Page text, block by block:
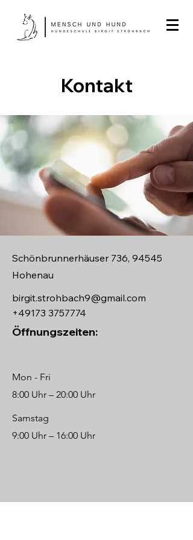
Kontakt
Schönbrunnerhäuser 736, 94545
Hohenau
birgit.strohbach9@gmail.com
+49173 3757774
Öffnungszeiten:
Mon - Fri
8:00 Uhr – 20:00 Uhr
Samstag
9:00 Uhr – 16:00 Uhr